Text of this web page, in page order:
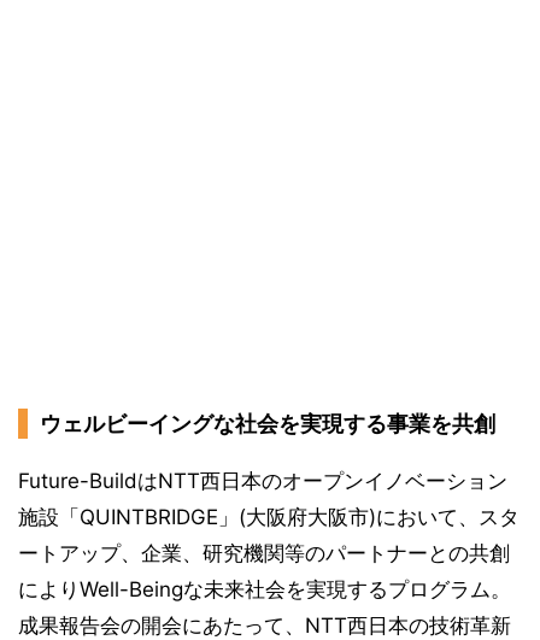
ウェルビーイングな社会を実現する事業を共創
Future-BuildはNTT西日本のオープンイノベーション
施設「QUINTBRIDGE」(大阪府大阪市)において、スタ
ートアップ、企業、研究機関等のパートナーとの共創
によりWell-Beingな未来社会を実現するプログラム。
成果報告会の開会にあたって、NTT西日本の技術革新